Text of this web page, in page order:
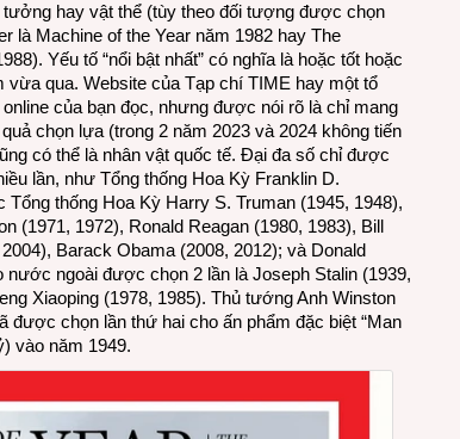
hay vật thể (tùy theo đối tượng được chọn
là Machine of the Year năm 1982 hay The
Yếu tố “nổi bật nhất” có nghĩa là hoặc tốt hoặc
qua. Website của Tạp chí TIME hay một tổ
của bạn đọc, nhưng được nói rõ là chỉ mang
chọn lựa (trong 2 năm 2023 và 2024 không tiến
có thể là nhân vật quốc tế. Đại đa số chỉ được
lần, như Tổng thống Hoa Kỳ Franklin D.
thống Hoa Kỳ Harry S. Truman (1945, 1948),
(1971, 1972), Ronald Reagan (1980, 1983), Bill
Barack Obama (2008, 2012); và Donald
ngoài được chọn 2 lần là Joseph Stalin (1939,
Xiaoping (1978, 1985). Thủ tướng Anh Winston
chọn lần thứ hai cho ấn phẩm đặc biệt “Man
vào năm 1949.